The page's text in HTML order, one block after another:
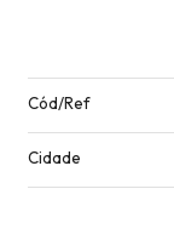
Cód/Ref
Cidade